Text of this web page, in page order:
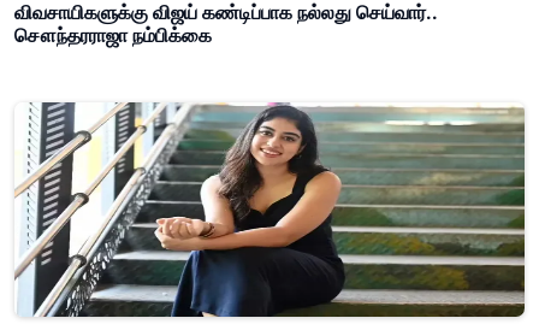
விவசாயிகளுக்கு விஜய் கண்டிப்பாக நல்லது செய்வார்..
சௌந்தரராஜா நம்பிக்கை